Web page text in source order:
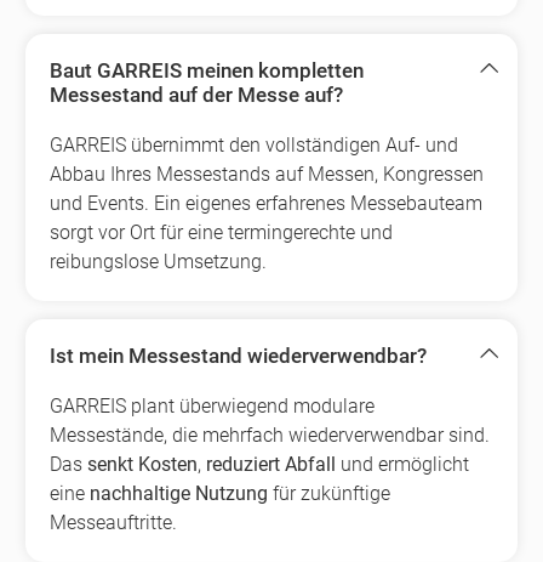
Baut GARREIS meinen kompletten
Messestand auf der Messe auf?
GARREIS übernimmt den vollständigen Auf- und
Abbau Ihres Messestands auf Messen, Kongressen
und Events. Ein eigenes erfahrenes Messebauteam
sorgt vor Ort für eine termingerechte und
reibungslose Umsetzung.
Ist mein Messestand wiederverwendbar?
GARREIS plant überwiegend modulare
Messestände, die mehrfach wiederverwendbar sind.
Das senkt Kosten, reduziert Abfall und ermöglicht
eine nachhaltige Nutzung für zukünftige
Messeauftritte.